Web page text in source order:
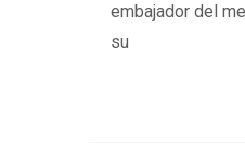
embajador del
su